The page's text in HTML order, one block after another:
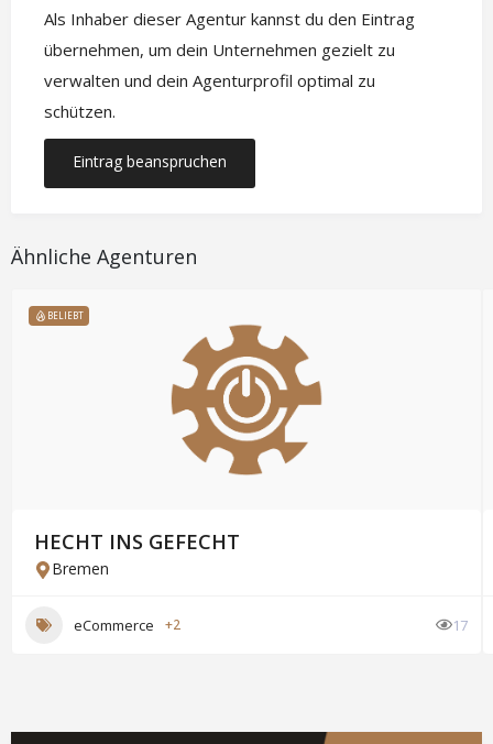
Als Inhaber dieser Agentur kannst du den Eintrag
übernehmen, um dein Unternehmen gezielt zu
verwalten und dein Agenturprofil optimal zu
schützen.
Eintrag beanspruchen
Ähnliche Agenturen
BELIEBT
HECHT INS GEFECHT
Bremen
eCommerce +2 17